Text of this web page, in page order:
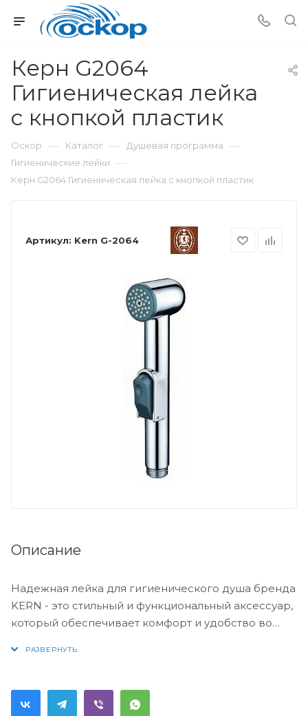
Керн G2064
Гигиеническая лейка
c кнопкой пластик
Оскор — Каталог — Душевая программа —
Гигиенические лейки —
Керн G2064 Гигиеническая лейка c кнопкой пластик
Артикул: Kern G-2064
Описание
Надежная лейка для гигиенического душа бренда
KERN - это стильный и функциональный аксессуар,
который обеспечивает комфорт и удобство во
имеет эргономичную рукоятку для удобного
управления потоком воды. Лейка KERN благодаря